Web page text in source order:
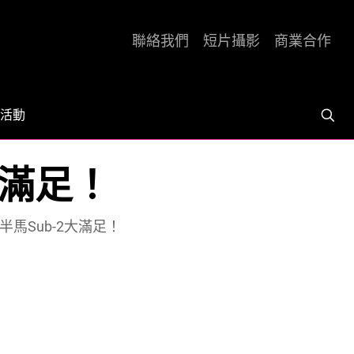
活動
聯絡我們 短片攝影 商業合作
足！
馬Sub-2大滿足！